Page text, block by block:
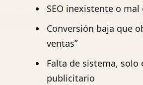
SEO inexistente o mal
Conversión baja que
ventas”
Falta de sistema, solo
publicitario